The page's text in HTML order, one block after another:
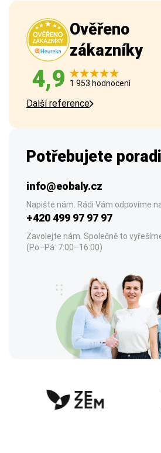
Ověřeno
zákazníky
4,9 1 953 hodnocení
Další reference
Potřebujete
info@eobaly.cz
Napište nám. Rádi Vám odpovíme
+420 499 97 97 97
Zavolejte nám. Společně to
(Po–Pá: 7:00–16:00)